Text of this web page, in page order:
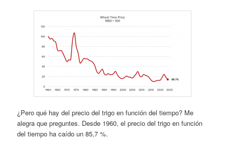
¿Pero qué hay del precio del trigo en función del tiempo? Me
alegra que preguntes. Desde 1960, el precio del trigo en función
del tiempo ha caído un 85,7 %.